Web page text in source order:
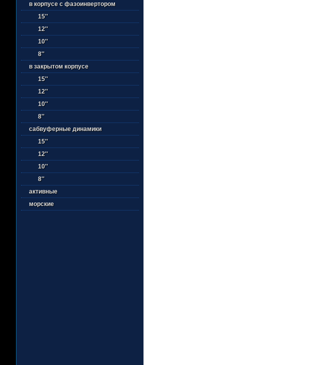
в корпусе с фазоинвертором
15''
12''
10''
8''
в закрытом корпусе
15''
12''
10''
8''
сабвуферные динамики
15''
12''
10''
8''
активные
морские